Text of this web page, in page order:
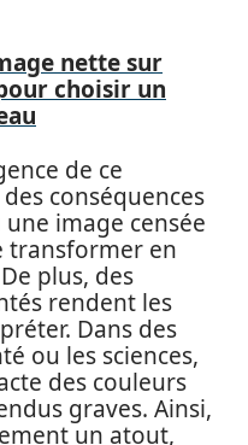
nette sur
choisir un
de ce
conséquences
image censée
transformer en
plus, des
rendent les
Dans des
ou les sciences,
des couleurs
graves. Ainsi,
un atout,